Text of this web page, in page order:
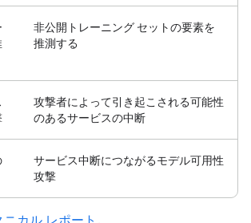
非公開トレーニング セットの要素を
推測する
攻撃者によって引き起こされる可能性
のあるサービスの中断
サービス中断につながるモデル可用性
攻撃